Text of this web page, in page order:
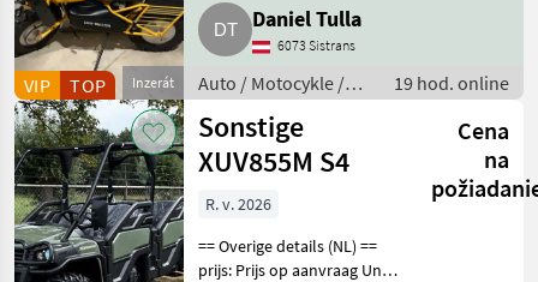
Inzerát
VIP TOP
Daniel Tulla
6073 Sistrans
Auto / Motocykle /
Motorka
19 hod. online
Sonstige
XUV855M S4
Cena
na
R. v. 2026
== Overige details (NL) ==
prijs: Prijs op aanvraag Unit: